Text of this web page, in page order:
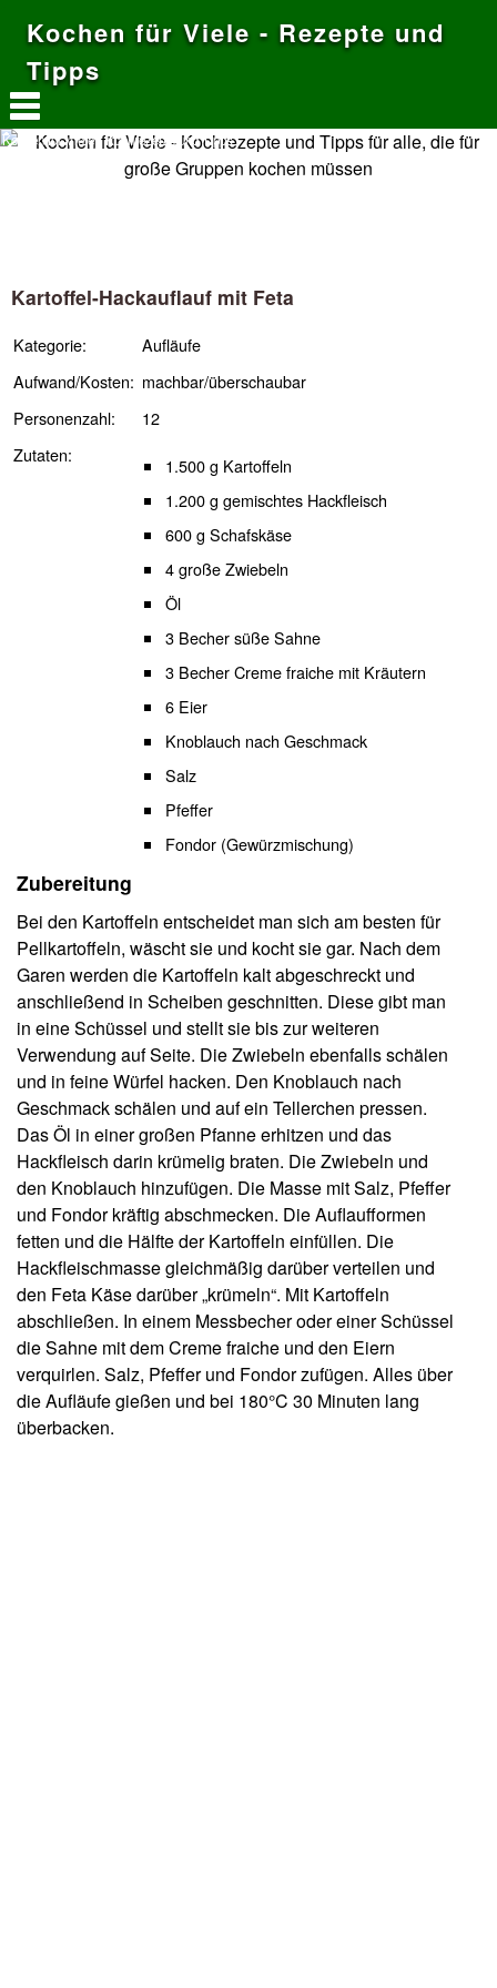
Kochen für Viele - Rezepte und
Tipps
Kochen für Viele - Kochrezepte und Tipps
Kartoffel-Hackauflauf mit Feta
Kategorie:
Aufläufe
Aufwand/Kosten: machbar/überschaubar
Personenzahl:
12
Zutaten:
1.500 g Kartoffeln
1.200 g gemischtes Hackfleisch
600 g Schafskäse
4 große Zwiebeln
Öl
3 Becher süße Sahne
3 Becher Creme fraiche mit Kräutern
6 Eier
Knoblauch nach Geschmack
Salz
Pfeffer
Fondor (Gewürzmischung)
Zubereitung
Bei den Kartoffeln entscheidet man sich am besten für
Pellkartoffeln, wäscht sie und kocht sie gar. Nach dem
Garen werden die Kartoffeln kalt abgeschreckt und
anschließend in Scheiben geschnitten. Diese gibt man
in eine Schüssel und stellt sie bis zur weiteren
Verwendung auf Seite. Die Zwiebeln ebenfalls schälen
und in feine Würfel hacken. Den Knoblauch nach
Geschmack schälen und auf ein Tellerchen pressen.
Das Öl in einer großen Pfanne erhitzen und das
Hackfleisch darin krümelig braten. Die Zwiebeln und
den Knoblauch hinzufügen. Die Masse mit Salz, Pfeffer
und Fondor kräftig abschmecken. Die Auflaufformen
fetten und die Hälfte der Kartoffeln einfüllen. Die
Hackfleischmasse gleichmäßig darüber verteilen und
den Feta Käse darüber „krümeln“. Mit Kartoffeln
abschließen. In einem Messbecher oder einer Schüssel
die Sahne mit dem Creme fraiche und den Eiern
verquirlen. Salz, Pfeffer und Fondor zufügen. Alles über
die Aufläufe gießen und bei 180°C 30 Minuten lang
überbacken.